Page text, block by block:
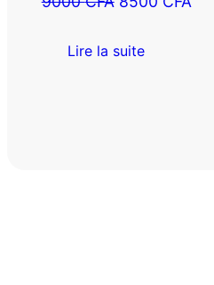
initial
Lire la suite